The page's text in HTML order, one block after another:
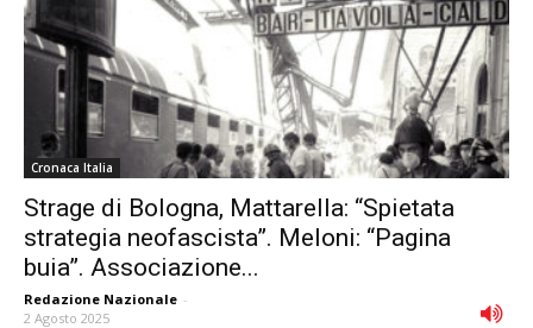
Cronaca Italia
Strage di Bologna, Mattarella: “Spietata
strategia neofascista”. Meloni: “Pagina
buia”. Associazione...
Redazione Nazionale -
2 Agosto 2025